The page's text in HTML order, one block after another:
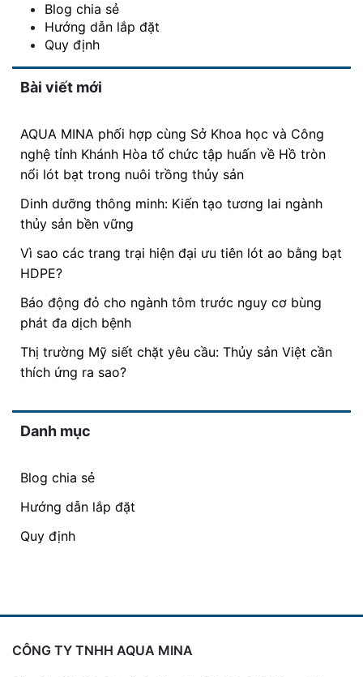
Blog chia sẻ
Hướng dẫn lắp đặt
Quy định
Bài viết mới
AQUA MINA phối hợp cùng Sở Khoa học và Công
nghệ tỉnh Khánh Hòa tổ chức tập huấn về Hồ tròn
nổi lót bạt trong nuôi trồng thủy sản
Dinh dưỡng thông minh: Kiến tạo tương lai ngành
thủy sản bền vững
Vì sao các trang trại hiện đại ưu tiên lót ao bằng bạt
HDPE?
Báo động đỏ cho ngành tôm trước nguy cơ bùng
phát đa dịch bệnh
Thị trường Mỹ siết chặt yêu cầu: Thủy sản Việt cần
thích ứng ra sao?
Danh mục
Blog chia sẻ
Hướng dẫn lắp đặt
Quy định
CÔNG TY TNHH AQUA MINA